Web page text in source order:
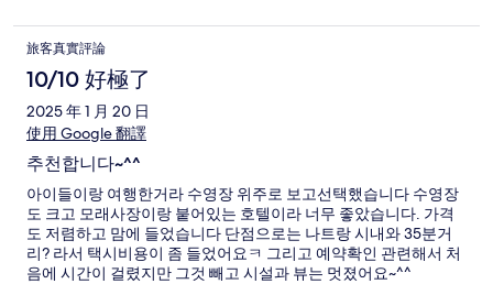
旅客真實評論
10/10 好極了
2025 年 1 月 20 日
使用 Google 翻譯
추천합니다~^^
아이들이랑 여행한거라 수영장 위주로 보고선택했습니다 수영장
도 크고 모래사장이랑 붙어있는 호텔이라 너무 좋았습니다. 가격
도 저렴하고 맘에 들었습니다 단점으로는 나트랑 시내와 35분거
리? 라서 택시비용이 좀 들었어요ㅋ 그리고 예약확인 관련해서 처
음에 시간이 걸렸지만 그것 빼고 시설과 뷰는 멋졌어요~^^